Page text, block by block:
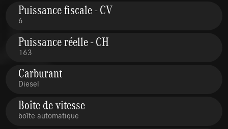
Puissance fiscale - CV
6
Puissance réelle - CH
163
Carburant
Diesel
Boîte de vitesse
boîte automatique